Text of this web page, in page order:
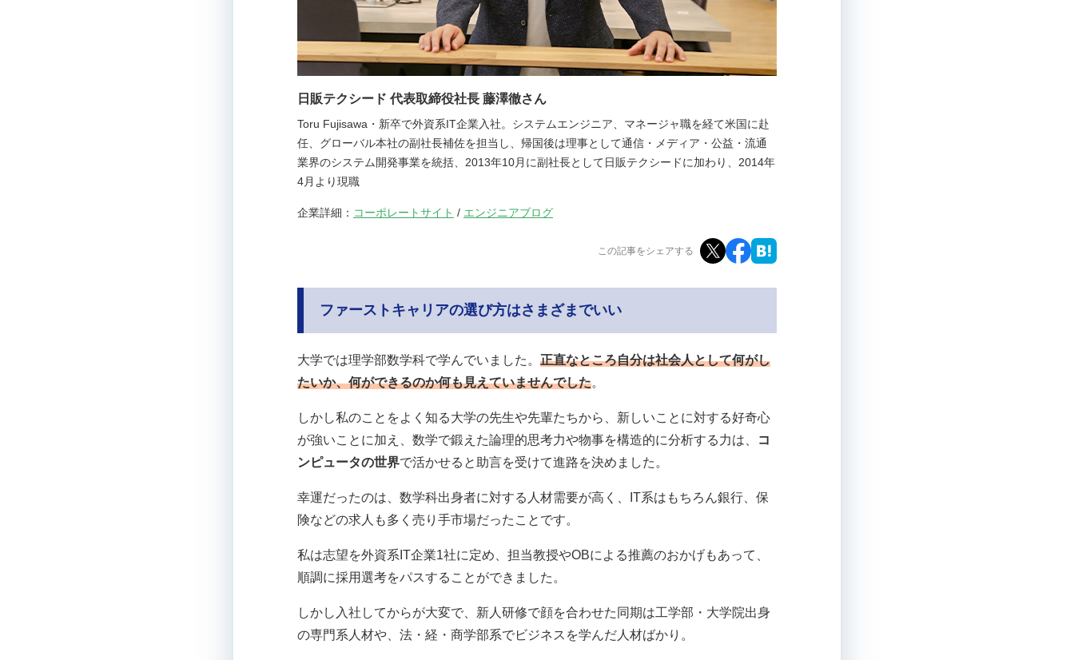
日販テクシード 代表取締役社長 藤澤徹さん
Toru Fujisawa・新卒で外資系IT企業入社。システムエンジニア、マネージャ職を経て米国に赴
任、グローバル本社の副社長補佐を担当し、帰国後は理事として通信・メディア・公益・流通
業界のシステム開発事業を統括、2013年10月に副社長として日販テクシードに加わり、2014年
4月より現職
企業詳細： コーポレートサイト / エンジニアブログ
この記事をシェアする
ファーストキャリアの選び方はさまざまでいい
大学では理学部数学科で学んでいました。 正直なところ自分は社会人として何がし
たいか、何ができるのか何も見えていませんでした。
しかし私のことをよく知る大学の先生や先輩たちから、新しいことに対する好奇心
が強いことに加え、数学で鍛えた論理的思考力や物事を構造的に分析する力は、
コ
ンピュータの世界で活かせると助言を受けて進路を決めました。
幸運だったのは、数学科出身者に対する人材需要が高く、IT系はもちろん銀行、保
険などの求人も多く売り手市場だったことです。
私は志望を外資系IT企業1社に定め、担当教授やOBによる推薦のおかげもあって、
順調に採用選考をパスすることができました。
しかし入社してからが大変で、新人研修で顔を合わせた同期は工学部・大学院出身
の専門系人材や、法・経・商学部系でビジネスを学んだ人材ばかり。